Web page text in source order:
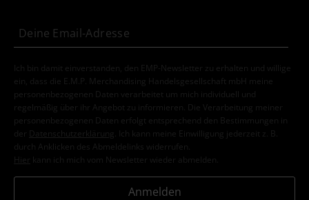
Ich bin damit einverstanden, den EMP-Newsletter zu erhalten und willige
ein, dass die E.M.P. Merchandising Handelsgesellschaft mbH meine
personenbezogenen Daten verarbeitet um mich individuell und
regelmäßig über ihr Angebot zu informieren. Die Verarbeitung meiner
personenbezogenen Daten erfolgt entsprechend den Bestimmungen in
der
Datenschutzerklärung
. Ich kann meine Einwilligung jederzeit z. B.
durch Anklicken des Abmeldelinks widerrufen.
Hier kann ich mich vom Newsletter wieder abmelden.
Anmelden